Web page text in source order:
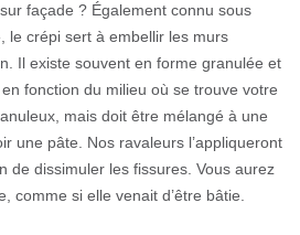
façade ? Également connu sous
le crépi sert à embellir les murs
Il existe souvent en forme granulée et
fonction du milieu où se trouve votre
mais doit être mélangé à une
une pâte. Nos ravaleurs l’appliqueront
de dissimuler les fissures. Vous aurez
comme si elle venait d’être bâtie.